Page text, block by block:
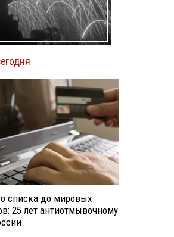
списка до мировых
25 лет антиотмывочному